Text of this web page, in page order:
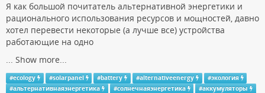
Я как большой почитатель альтернативной энергетики и
рационального использования ресурсов и мощностей, давно
хотел перевести некоторые (а лучше все) устройства
работающие на одно
... Show more...
#ecology #solarpanel #battery #alternativeenergy #экология
#альтернативнаяэнергетика #солнечнаяэнергетика #аккумуляторы